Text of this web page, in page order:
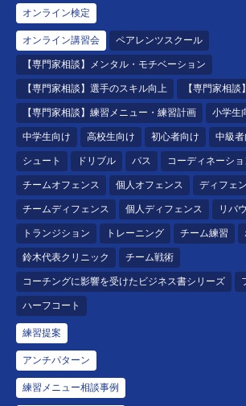
オンライン検定
オンライン講習会 ペアレンツスクール
【専門家相談】メンタル・モチベーション
【専門家相談】選手のスキル向上 【専門家相
【専門家相談】練習メニュー・練習計画 小学生
中学生向け 高校生向け 初心者向け 中級者
シュート ドリブル パス コーディネーショ
チームオフェンス 個人オフェンス ディフェ
チームディフェンス 個人ディフェンス リバ
トランジション トレーニング チーム練習
鈴木代表クリニック チーム戦術
コーチングに影響を受けたビジネス書シリーズ
ハーフコート
練習提案
アンチパターン
練習メニュー相談事例